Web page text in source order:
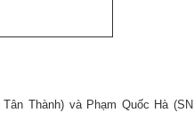
Thành) và Phạm Quốc Hà (SN